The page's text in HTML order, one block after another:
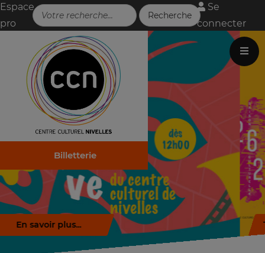
Espace
pro
Se
connecter
Billetterie
Télécharger la brochure (.pdf)